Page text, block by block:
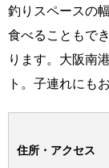
釣りスペースの
食べることもで
ります。大阪南
ト。子連れにも
住所・アクセス